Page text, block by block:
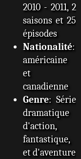
2010 - 2011, 2
saisons et 25
épisodes
Nationalité:
américaine
et
canadienne
Genre: Série
dramatique
d'action,
fantastique,
et d'aventure